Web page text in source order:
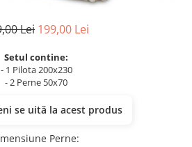
Lei 199,00 Lei
Setul contine:
- 1 Pilota 200x230
- 2 Perne 50x70
se uită la acest produs
Perne: